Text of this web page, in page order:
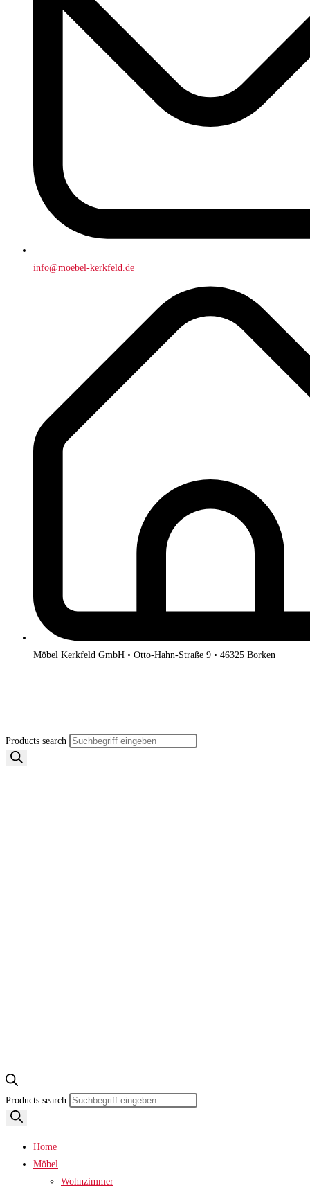
info@moebel-kerkfeld.de
Möbel Kerkfeld GmbH • Otto-Hahn-Straße 9 • 46325 Borken
Products search
Products search
Home
Möbel
Wohnzimmer